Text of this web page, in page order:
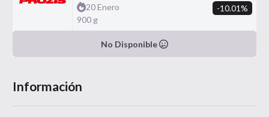
20 Enero
900 g
-10.01%
No Disponible
Información